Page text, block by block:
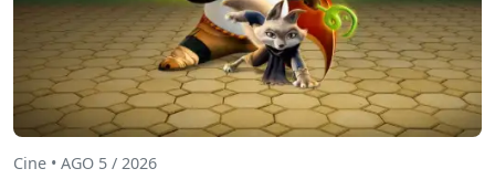
Cine • AGO 5 / 2026